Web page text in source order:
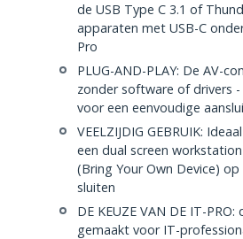
de USB Type C 3.1 of
apparaten met USB-C
Pro
PLUG-AND-PLAY: De AV-
zonder software of drivers
voor een eenvoudige
VEELZIJDIG GEBRUIK:
een dual screen
(Bring Your Own Device)
sluiten
DE KEUZE VAN DE IT-
gemaakt voor IT-